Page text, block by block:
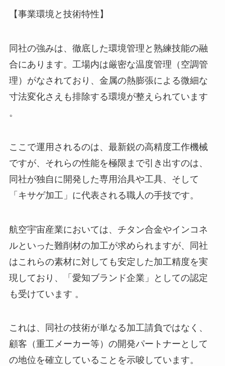
【事業環境と技術特性】
同社の強みは、徹底した環境管理と熟練技能の融
合にあります。工場内は厳密な温度管理（空調管
理）がなされており、金属の熱膨張による微細な
寸法変化さえも排除する環境が整えられています
。
ここで運用されるのは、最新鋭の高精度工作機械
ですが、それらの性能を極限まで引き出すのは、
同社が独自に開発した専用治具や工具、そして
「キサゲ加工」に代表される職人の手技です。
航空宇宙産業においては、チタン合金やインコネ
ルといった難削材の加工が求められますが、同社
はこれらの素材に対しても安定した加工精度を実
現しており、「愛知ブランド企業」としての認定
も受けています 。
これは、同社の技術が単なる加工請負ではなく、
顧客（重工メーカー等）の開発パートナーとして
の地位を確立していることを示唆しています。